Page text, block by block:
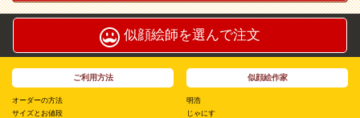
似顔絵師を選んで注文
ご利用方法
オーダーの方法
サイズとお値段
似顔絵作家
明浩
じゃにす